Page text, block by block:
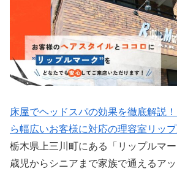
床屋でヘッドスパの効果を徹底解説
ら幅広いお客様に対応の理容室リッ
栃木県上三川町にある「リップルマ
歳児からシニアまで家族で通えるア